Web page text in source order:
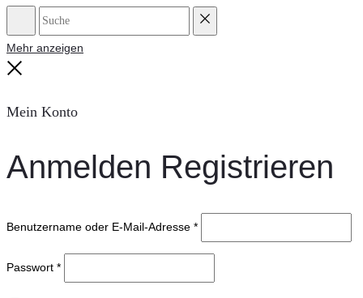
Suche
Mehr anzeigen
Mein Konto
Anmelden Registrieren
Benutzername oder E-Mail-Adresse *
Passwort *